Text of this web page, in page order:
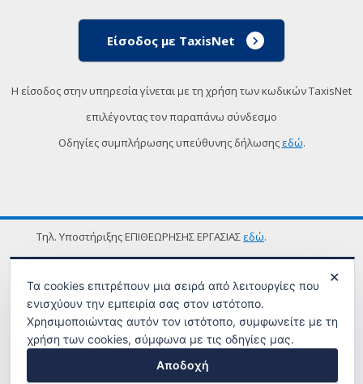
Είσοδος με TaxisNet
Η είσοδος στην υπηρεσία γίνεται με τη χρήση των κωδικών TaxisNet
επιλέγοντας τον παραπάνω σύνδεσμο
Οδηγίες συμπλήρωσης υπεύθυνης δήλωσης εδώ.
Τηλ. Υποστήριξης ΕΠΙΘΕΩΡΗΣΗΣ ΕΡΓΑΣΙΑΣ εδώ.
ΟΡΟΙ ΧΡΗΣΗΣ
✕
Τα cookies επιτρέπουν μια σειρά από λειτουργίες που
ενισχύουν την εμπειρία σας στον ιστότοπο.
Χρησιμοποιώντας αυτόν τον ιστότοπο, συμφωνείτε με τη
χρήση των cookies, σύμφωνα με τις οδηγίες μας.
Αποδοχή